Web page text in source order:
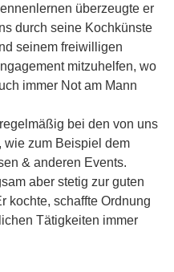
überzeugte er
durch seine Kochkünste
seinem freiwilligen
mitzuhelfen, wo
immer Not am Mann
bei den von uns
wie zum Beispiel dem
& anderen Events.
aber stetig zur guten
kochte, schaffte Ordnung
Tätigkeiten immer